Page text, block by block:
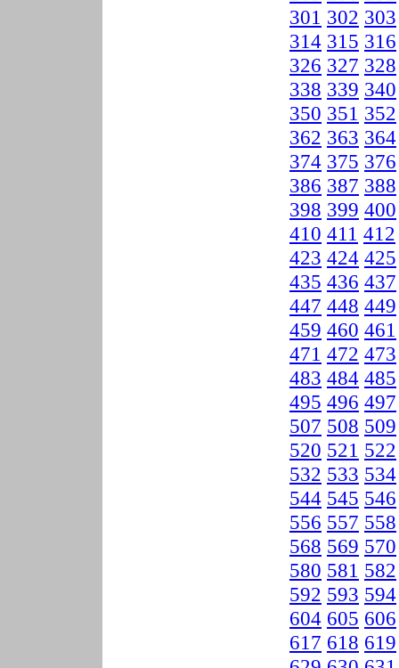
301 302 303
314 315 316
326 327 328
338 339 340
350 351 352
362 363 364
374 375 376
386 387 388
398 399 400
410 411 412
423 424 425
435 436 437
447 448 449
459 460 461
471 472 473
483 484 485
495 496 497
507 508 509
520 521 522
532 533 534
544 545 546
556 557 558
568 569 570
580 581 582
592 593 594
604 605 606
617 618 619